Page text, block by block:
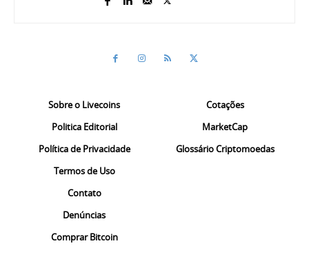
Sobre o Livecoins
Politica Editorial
Política de Privacidade
Termos de Uso
Contato
Denúncias
Comprar Bitcoin
Cotações
MarketCap
Glossário Criptomoedas